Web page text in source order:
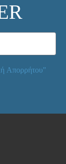
Απορρήτου"